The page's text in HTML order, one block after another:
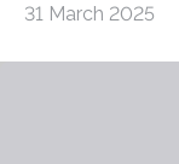
31 March 2025